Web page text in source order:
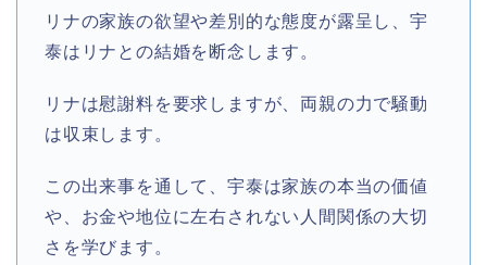
リナの家族の欲望や差別的な態度が露呈し、宇
泰はリナとの結婚を断念します。
リナは慰謝料を要求しますが、両親の力で騒動
は収束します。
この出来事を通して、宇泰は家族の本当の価値
や、お金や地位に左右されない人間関係の大切
さを学びます。